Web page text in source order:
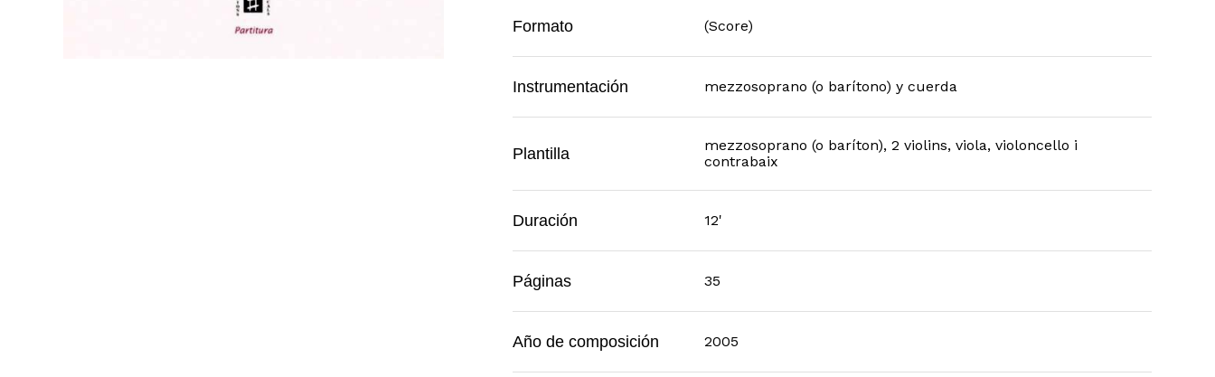
Formato (Score)
Instrumentación mezzosoprano (o barítono) y cuerda
Plantilla
mezzosoprano (o baríton), 2 violins, viola, violoncello i
contrabaix
Duración 12'
Páginas 35
Año de composición 2005